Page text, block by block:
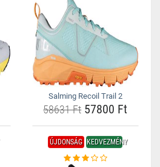
Salming Recoil Trail 2
58631 Ft57800 Ft
ÚJDONSÁG KEDVEZMÉNY